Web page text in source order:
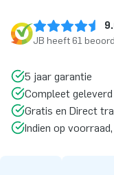
JB heeft 61
5 jaar garantie
Compleet
Gratis en Direct
Indien op